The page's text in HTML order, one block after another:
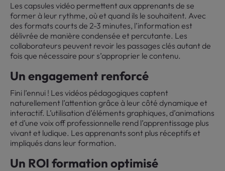
Les capsules vidéo permettent aux apprenants de se
former à leur rythme, où et quand ils le souhaitent. Avec
des formats courts de 2-3 minutes, l’information est
délivrée de manière condensée et percutante. Les
collaborateurs peuvent revoir les passages clés autant de
fois que nécessaire pour s’approprier le contenu.
Un engagement renforcé
Fini l’ennui ! Les vidéos pédagogiques captent
naturellement l’attention grâce à leur côté dynamique et
interactif. L’utilisation d’éléments graphiques, d’animations
et d’une voix off professionnelle rend l’apprentissage plus
vivant et ludique. Les apprenants sont plus réceptifs et
impliqués dans leur formation.
Un ROI formation optimisé